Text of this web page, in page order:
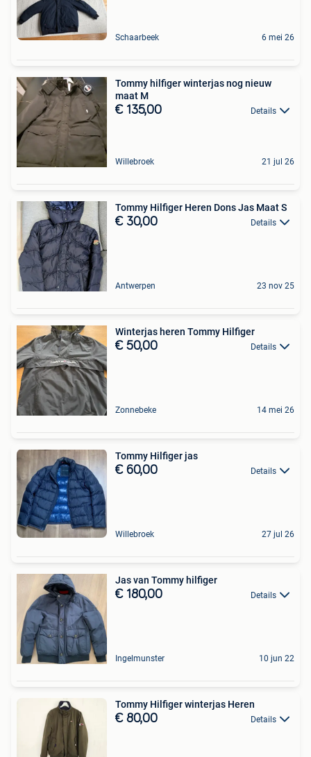
Schaarbeek 6 mei 26
Tommy hilfiger winterjas nog nieuw
maat M
€ 135,00 Details
Willebroek 21 jul 26
Tommy Hilfiger Heren Dons Jas Maat S
€ 30,00 Details
Antwerpen 23 nov 25
Winterjas heren Tommy Hilfiger
€ 50,00 Details
Zonnebeke 14 mei 26
Tommy Hilfiger jas
€ 60,00 Details
Willebroek 27 jul 26
Jas van Tommy hilfiger
€ 180,00 Details
Ingelmunster 10 jun 22
Tommy Hilfiger winterjas Heren
€ 80,00 Details